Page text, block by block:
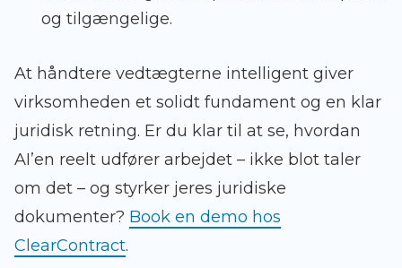
og tilgængelige.
At håndtere vedtægterne intelligent giver
virksomheden et solidt fundament og en klar
juridisk retning. Er du klar til at se, hvordan
AI’en reelt udfører arbejdet – ikke blot taler
om det – og styrker jeres juridiske
dokumenter? Book en demo hos
ClearContract.